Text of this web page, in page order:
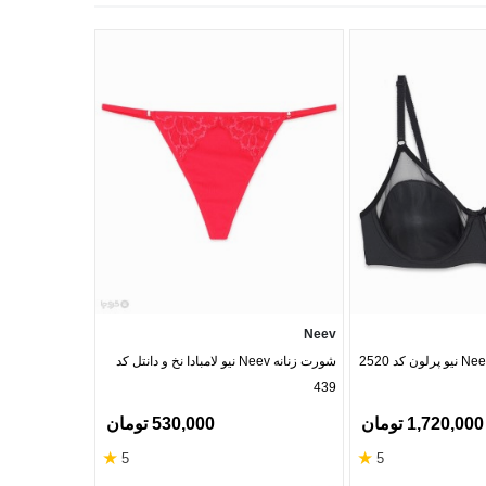
1,720,000 تومان
5
★
Neev
شورت زنانه Neev نیو لامبادا نخ و دانتل کد
439
530,000 تومان
5
★